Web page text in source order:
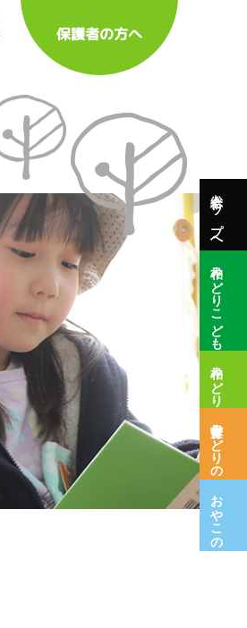
保護者の方へ
総合トップへ
柏みどりこども園
柏みどり保育園
保育室みどりの木
おやこの広場